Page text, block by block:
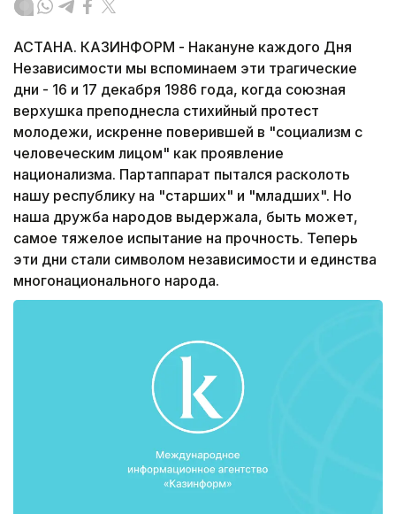
АСТАНА. КАЗИНФОРМ - Накануне каждого Дня
Независимости мы вспоминаем эти трагические
дни - 16 и 17 декабря 1986 года, когда союзная
верхушка преподнесла стихийный протест
молодежи, искренне поверившей в "социализм с
человеческим лицом" как проявление
национализма. Партаппарат пытался расколоть
нашу республику на "старших" и "младших". Но
наша дружба народов выдержала, быть может,
самое тяжелое испытание на прочность. Теперь
эти дни стали символом независимости и единства
многонационального народа.